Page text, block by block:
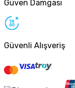
Güven Damgası
Güvenli Alışveriş